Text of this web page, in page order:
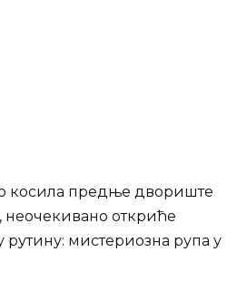
косила предње двориште
неочекивано откриће
рутину: мистериозна рупа у